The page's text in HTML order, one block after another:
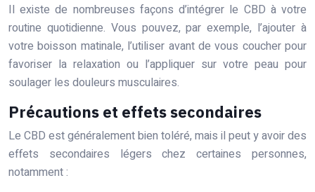
Il existe de nombreuses façons d’intégrer le CBD à votre
routine quotidienne. Vous pouvez, par exemple, l’ajouter à
votre boisson matinale, l’utiliser avant de vous coucher pour
favoriser la relaxation ou l’appliquer sur votre peau pour
soulager les douleurs musculaires.
Précautions et effets secondaires
Le CBD est généralement bien toléré, mais il peut y avoir des
effets secondaires légers chez certaines personnes,
notamment :